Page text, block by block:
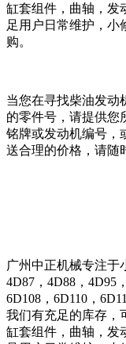
缸套组件，曲轴，发
足用户日常维护，小
购。
当您在寻找柴油发动
的零件号，请提供您
铭牌或发动机编号，
送合理的价格，请随
广州中正机械专注于
4D87，4D88，4D95
6D108，6D110，
我们有充足的库存，
缸套组件，曲轴，发